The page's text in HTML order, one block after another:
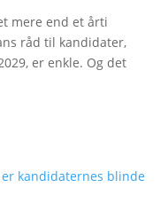
mere end et årti
råd til kandidater,
er enkle. Og det